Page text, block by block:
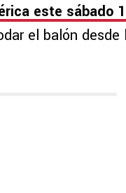
este sábado
el balón desde